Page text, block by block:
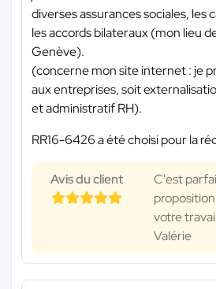
diverses assurances sociales, les
les accords bilateraux (mon lieu
Genève).
(concerne mon site internet : je
aux entreprises, soit
et administratif RH).
RR16-6426 a été choisi pour la
Avis du client
C'est
votre
Valérie